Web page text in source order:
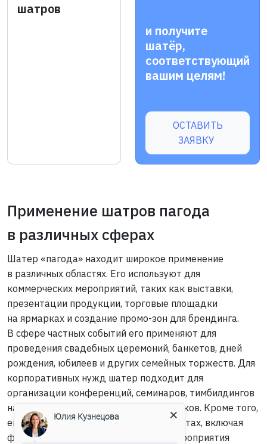
шатров
и получите
шатёр,
соответствующий
вашим целям!
ОСТАВИТЬ
ЗАЯВКУ
Применение шатров пагода
в различных сферах
Шатер «пагода» находит широкое применение
в различных областях. Его используют для
коммерческих мероприятий, таких как выставки,
презентации продукции, торговые площадки
на ярмарках и создание промо-зон для брендинга.
В сфере частных событий его применяют для
проведения свадебных церемоний, банкетов, дней
рождения, юбилеев и других семейных торжеств. Для
корпоративных нужд шатер подходит для
организации конференций, семинаров, тимбилдингов
на природе и корпоративных праздников. Кроме того,
его задействуют в специальных проектах, включая
фестивали, концерты, спортивные мероприятия
Юлия Кузнецова